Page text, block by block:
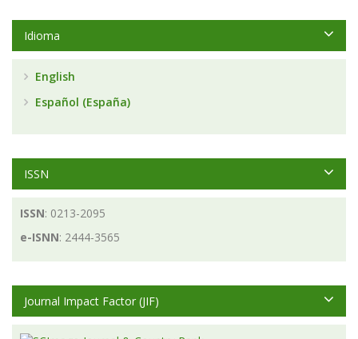
Idioma
English
Español (España)
ISSN
ISSN: 0213-2095
e-ISNN: 2444-3565
Journal Impact Factor (JIF)